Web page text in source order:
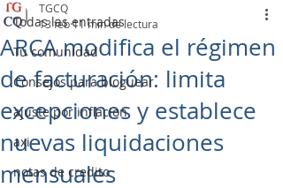
Todas las entradas
Tu comunidad
Consejos para bloguear
ajuste por inflacion
axi
notas de credito
ARCA modifica el régimen
de facturación: limita
excepciones y establece
nuevas liquidaciones
mensuales
TGCQ
13 feb11 min de lectura